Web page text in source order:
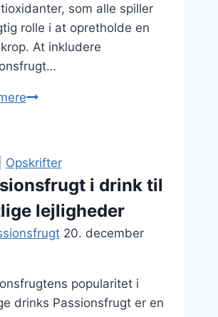
som alle spiller
rolle i at opretholde en
At inkludere
Passionsfrugt
Opskrifter
i drink til
lejligheder
20. december
popularitet i
drinks Passionsfrugt er en